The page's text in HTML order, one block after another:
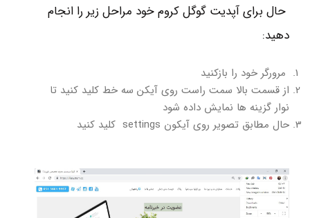
حال برای آپدیت گوگل کروم خود مراحل زیر را انجام
دهید:
مرورگر خود را بازکنید
از قسمت بالا سمت راست روی آیکن سه خط کلید کنید تا
نوار گزینه ها نمایش داده شود
حال مطابق تصویر روی آیکون settings کلید کنید